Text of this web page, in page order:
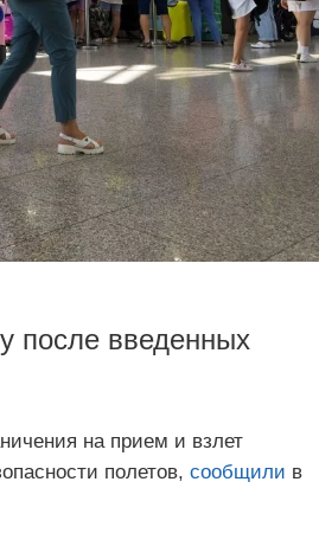
после введенных
на прием и взлет
полетов, сообщили в